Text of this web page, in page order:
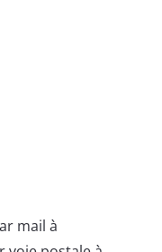
mail à